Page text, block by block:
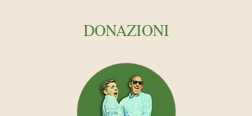
DONAZIONI